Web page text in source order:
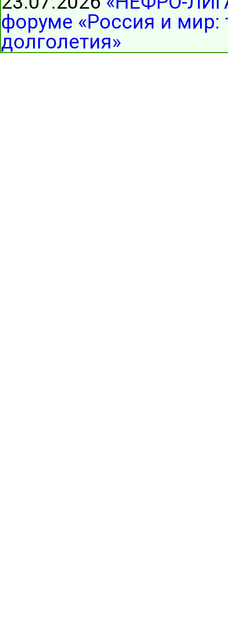
форуме «Россия и мир:
долголетия»